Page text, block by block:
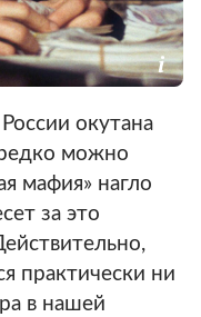
окутана
можно
мафия» нагло
за это
практически ни
в нашей